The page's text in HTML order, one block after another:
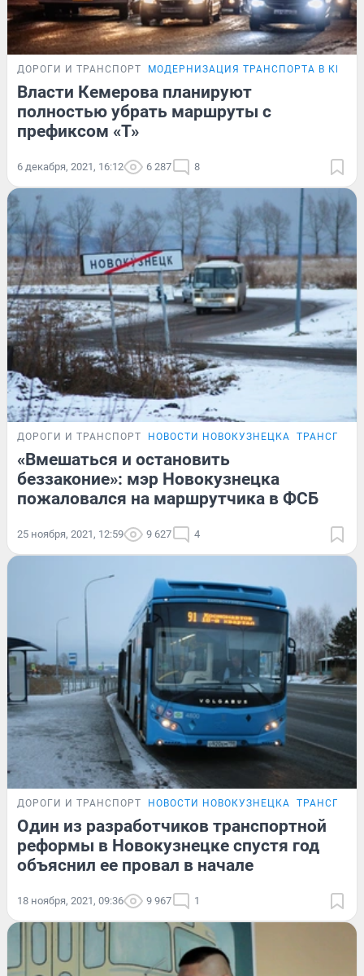
ДОРОГИ И ТРАНСПОРТ МОДЕРНИЗАЦИЯ ТРАНСПОРТА В
Власти Кемерова планируют
полностью убрать маршруты с
префиксом «Т»
6 декабря, 2021, 16:12 6 287 8
ДОРОГИ И ТРАНСПОРТ НОВОСТИ НОВОКУЗНЕЦКА
«Вмешаться и остановить
беззаконие»: мэр Новокузнецка
пожаловался на маршрутчика в ФСБ
25 ноября, 2021, 12:59 9 627 4
ДОРОГИ И ТРАНСПОРТ НОВОСТИ НОВОКУЗНЕЦКА
Один из разработчиков транспортной
реформы в Новокузнецке спустя год
объяснил ее провал в начале
18 ноября, 2021, 09:36 9 967 1